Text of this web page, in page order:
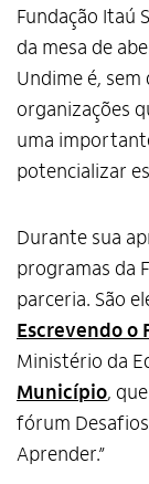
Fundação Itaú
da mesa de
Undime é,
organizações
uma
potencializar
Durante sua
programas da
parceria. São
Escrevendo o
Ministério da
Município,
fórum
Aprender.”